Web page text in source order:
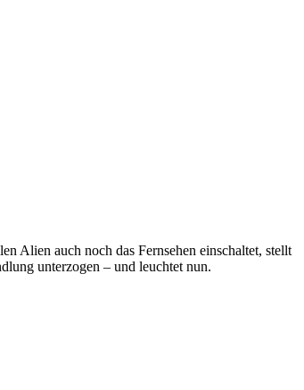
Alien auch noch das Fernsehen einschaltet, stellt
unterzogen – und leuchtet nun.